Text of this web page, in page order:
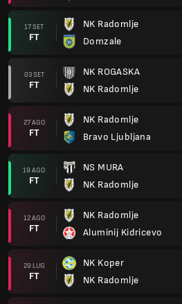
17 SET
FT
NK Radomlje
Domzale
03 SET
FT
NK ROGASKA
NK Radomlje
27 AGO
FT
NK Radomlje
Bravo Ljubljana
19 AGO
FT
NS MURA
NK Radomlje
12 AGO
FT
NK Radomlje
Aluminij Kidricevo
29 LUG
FT
NK Koper
NK Radomlje